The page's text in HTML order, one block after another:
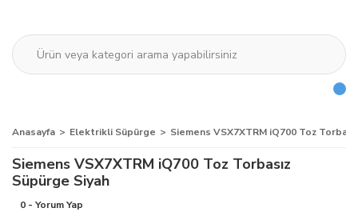
Anasayfa Elektrikli Süpürge Siemens VSX7XTRM iQ700 Toz
Siemens VSX7XTRM iQ700 Toz Torbasız
Süpürge Siyah
0 - Yorum Yap